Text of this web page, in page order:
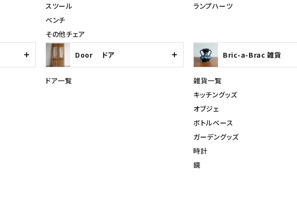
スツール
ベンチ
その他チェア
ランプハーツ
Door ドア
ドア一覧
Bric-a-Brac 雑貨
雑貨一覧
キッチングッズ
オブジェ
ボトルベース
ガーデングッズ
時計
鏡